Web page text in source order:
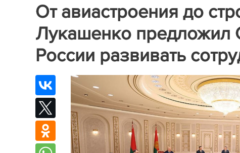
От авиастроения до
Лукашенко предложил
России развивать